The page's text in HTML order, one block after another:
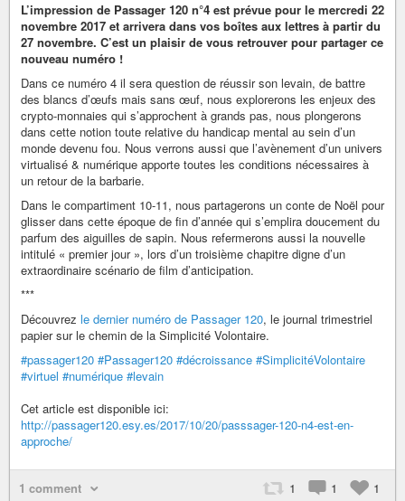
L’impression de Passager 120 n°4 est prévue pour le mercredi 22
novembre 2017 et arrivera dans vos boîtes aux lettres à partir du
27 novembre. C’est un plaisir de vous retrouver pour partager ce
nouveau numéro !
Dans ce numéro 4 il sera question de réussir son levain, de battre
des blancs d’œufs mais sans œuf, nous explorerons les enjeux des
crypto-monnaies qui s’approchent à grands pas, nous plongerons
dans cette notion toute relative du handicap mental au sein d’un
monde devenu fou. Nous verrons aussi que l’avènement d’un univers
virtualisé & numérique apporte toutes les conditions nécessaires à
un retour de la barbarie.
Dans le compartiment 10-11, nous partagerons un conte de Noël pour
glisser dans cette époque de fin d’année qui s’emplira doucement du
parfum des aiguilles de sapin. Nous refermerons aussi la nouvelle
intitulé « premier jour », lors d’un troisième chapitre digne d’un
extraordinaire scénario de film d’anticipation.
***
Découvrez le dernier numéro de Passager 120, le journal trimestriel
papier sur le chemin de la Simplicité Volontaire.
#passager120 #Passager120 #décroissance #SimplicitéVolontaire
#virtuel #numérique #levain
Cet article est disponible ici:
http://passager120.esy.es/2017/10/20/passsager-120-n4-est-en-
approche/
1 comment 1 1 1